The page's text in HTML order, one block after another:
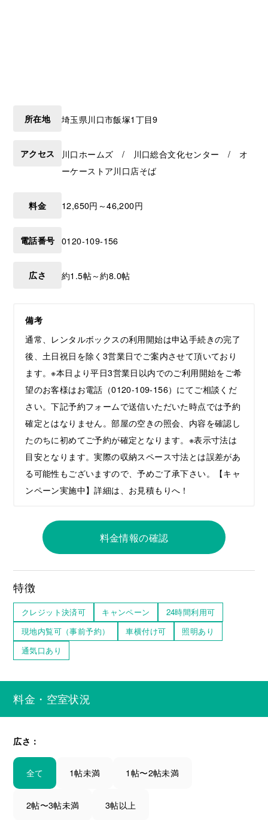
所在地 埼玉県 川口市飯塚1丁目9
アクセス
川口ホームズ / 川口総合文化センター / オ
ーケーストア川口店そば
料金 12,650円～46,200円
電話番号 0120-109-156
広さ 約1.5帖～約8.0帖
備考
通常、レンタルボックスの利用開始は申込手続きの完了
後、土日祝日を除く3営業日でご案内させて頂いており
ます。※本日より平日3営業日以内でのご利用開始をご希
望のお客様はお電話（0120-109-156）にてご相談くだ
さい。下記予約フォームで送信いただいた時点では予約
確定とはなりません。部屋の空きの照会、内容を確認し
たのちに初めてご予約が確定となります。※表示寸法は
目安となります。実際の収納スペース寸法とは誤差があ
る可能性もございますので、予めご了承下さい。【キャ
ンペーン実施中】詳細は、お見積もりへ！
料金情報の確認
特徴
クレジット決済可 キャンペーン
24時間利用可
現地内覧可（事前予約）
車横付け可
照明あり
通気口あり
料金・空室状況
広さ：
全て 1帖未満 1帖〜2帖未満
2帖〜3帖未満 3帖以上